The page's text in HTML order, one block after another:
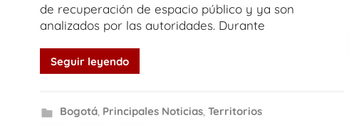
de recuperación de espacio público y ya son
analizados por las autoridades. Durante
Seguir leyendo
Bogotá, Principales Noticias, Territorios